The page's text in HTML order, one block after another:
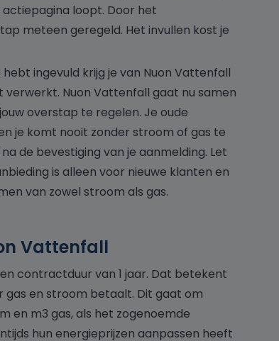
loopt. Door het
meteen geregeld. Het invullen kost je
ingevuld krijg je van Nuon Vattenfall
Nuon Vattenfall gaat nu samen
overstap te regelen. Je oude
je komt nooit zonder stroom of gas te
de bevestiging van je aanmelding. Let
is alleen voor nieuwe klanten en
van zowel stroom als gas.
Vattenfall
contractduur van 1 jaar. Dat betekent
gas en stroom betaalt. Dit gaat om
en m3 gas, als het zogenoemde
hun energieprijzen aanpassen heeft